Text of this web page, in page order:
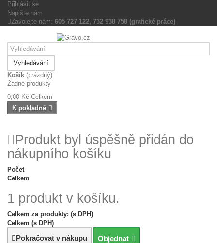
Přihlásit se
Napište nám
Zavolejte nám: 605 727 122, 732 938 758 (grafické práce)
Vyhledávání
Košík (prázdný)
Žádné produkty
0,00 Kč Celkem
K pokladně
Produkt byl úspěšně přidán do
nákupního košíku
Počet
Celkem
1 produkt v košíku.
Celkem za produkty: (s DPH)
Celkem (s DPH)
Pokračovat v nákupu Objednat